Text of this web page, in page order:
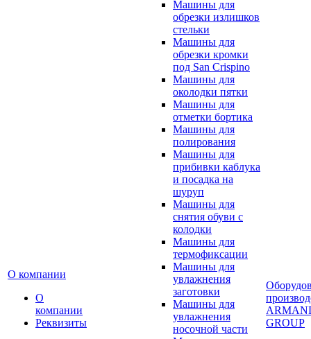
О компании
О
компании
Реквизиты
Машины для
обрезки излишков
стельки
Машины для
обрезки кромки
под San Crispino
Машины для
околодки пятки
Машины для
отметки бортика
Машины для
полирования
Машины для
прибивки каблука
и посадка на
шуруп
Машины для
снятия обуви с
колодки
Машины для
термофиксации
Машины для
увлажнения
заготовки
Машины для
увлажнения
носочной части
GROUP